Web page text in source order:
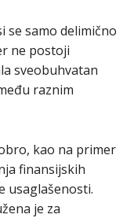
se samo delimično
ne postoji
sveobuhvatan
raznim
kao na primer
finansijskih
usaglašenosti.
je za